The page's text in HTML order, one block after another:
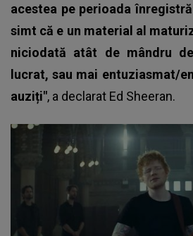
acestea pe perioada
simt că e un material al
niciodată atât de mândru
lucrat, sau mai entuziasmat/
auziți", a declarat Ed Sheeran.